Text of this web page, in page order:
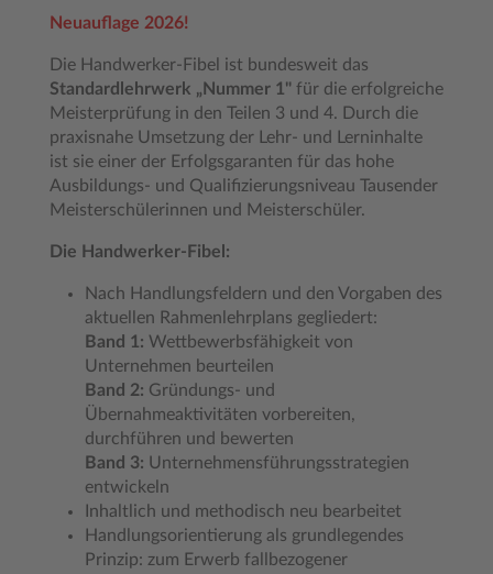
Neuauflage 2026!
Die Handwerker-Fibel ist bundesweit das
Standardlehrwerk „Nummer 1" für die erfolgreiche
Meisterprüfung in den Teilen 3 und 4. Durch die
praxisnahe Umsetzung der Lehr- und Lerninhalte
ist sie einer der Erfolgsgaranten für das hohe
Ausbildungs- und Qualifizierungsniveau Tausender
Meisterschülerinnen und Meisterschüler.
Die Handwerker-Fibel:
Nach Handlungsfeldern und den Vorgaben des
aktuellen Rahmenlehrplans gegliedert:
Band 1: Wettbewerbsfähigkeit von
Unternehmen beurteilen
Band 2: Gründungs- und
Übernahmeaktivitäten vorbereiten,
durchführen und bewerten
Band 3: Unternehmensführungsstrategien
entwickeln
Inhaltlich und methodisch neu bearbeitet
Handlungsorientierung als grundlegendes
Prinzip: zum Erwerb fallbezogener